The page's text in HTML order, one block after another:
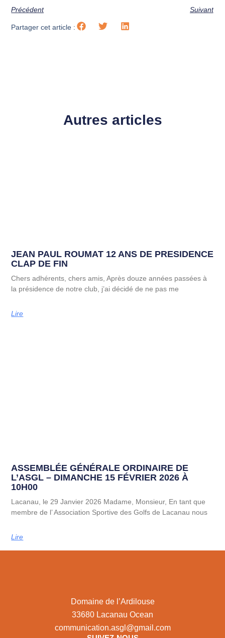
Précédent Suivant
Partager cet article :
Autres articles
JEAN PAUL ROUMAT 12 ANS DE PRESIDENCE
CLAP DE FIN
Chers adhérents, chers amis, Après douze années passées à
la présidence de notre club, j’ai décidé de ne pas me
Lire
ASSEMBLÉE GÉNÉRALE ORDINAIRE DE
L’ASGL – DIMANCHE 15 FÉVRIER 2026 À
10H00
Lacanau, le 29 Janvier 2026 Madame, Monsieur, En tant que
membre de l’ Association Sportive des Golfs de Lacanau nous
Lire
Domaine de l’Ardilouse
33680 Lacanau Ocean
communication.asgl@gmail.com